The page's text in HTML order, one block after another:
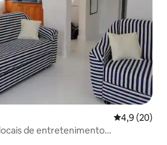
4,9 de uma
4,9 (20)
de entretenimento